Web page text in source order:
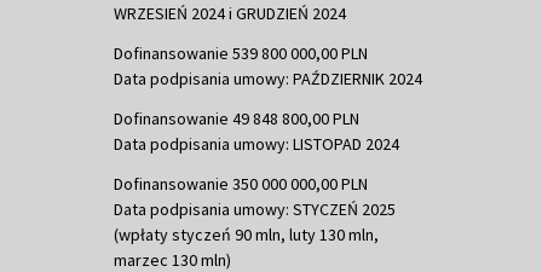
WRZESIEŃ 2024 i GRUDZIEŃ 2024
Dofinansowanie 539 800 000,00 PLN
Data podpisania umowy: PAŹDZIERNIK 2024
Dofinansowanie 49 848 800,00 PLN
Data podpisania umowy: LISTOPAD 2024
Dofinansowanie 350 000 000,00 PLN
Data podpisania umowy: STYCZEŃ 2025
(wpłaty styczeń 90 mln, luty 130 mln,
marzec 130 mln)